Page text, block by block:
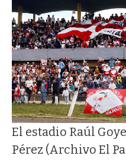
El estadio Raúl
Pérez (Archivo El